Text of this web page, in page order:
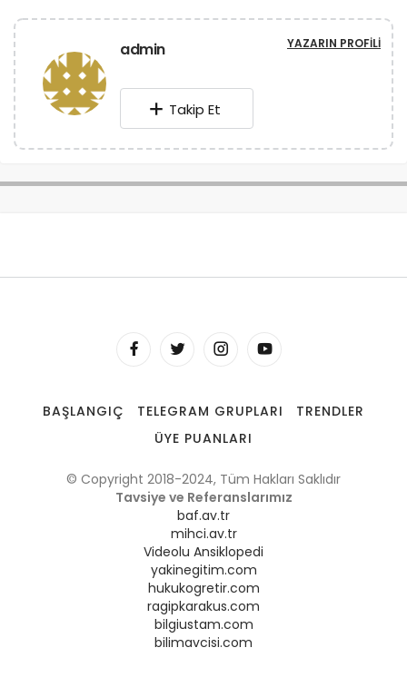
admin YAZARIN PROFILI
Takip Et
BAŞLANGIÇ TELEGRAM GRUPLARI
TRENDLER
ÜYE PUANLARI
© Copyright 2018-2024, Tüm Hakları Saklıdır
Tavsiye ve Referanslarımız
baf.av.tr
mihci.av.tr
Videolu Ansiklopedi
yakinegitim.com
hukukogretir.com
ragipkarakus.com
bilgiustam.com
bilimavcisi.com